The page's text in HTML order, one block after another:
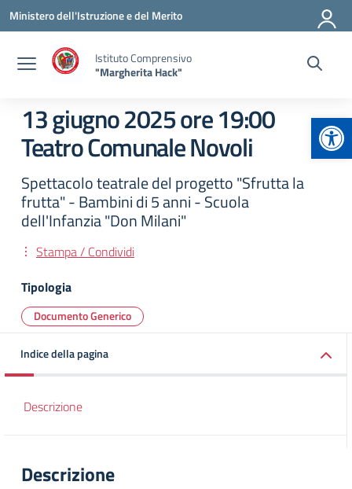
Vai ai contenuti
Vai al menu di navigazione
Vai al footer
Ministero dell'Istruzione e del Merito
Istituto Comprensivo
"Margherita Hack"
13 giugno 2025 ore 19:00
Teatro Comunale Novoli
Spettacolo teatrale del progetto "Sfrutta la
frutta" - Bambini di 5 anni - Scuola
dell'Infanzia "Don Milani"
Stampa / Condividi
Tipologia
Documento Generico
Indice della pagina
Descrizione
Descrizione